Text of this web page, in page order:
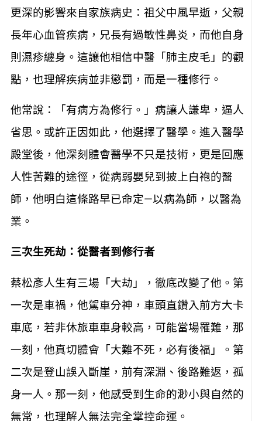
更深的影響來自家族病史：祖父中風早逝，父親
長年心血管疾病，兄長有過敏性鼻炎，而他自身
則濕疹纏身。這讓他相信中醫「肺主皮毛」的觀
點，也理解疾病並非懲罰，而是一種修行。
他常說：「有病方為修行。」病讓人謙卑，逼人
省思。或許正因如此，他選擇了醫學。進入醫學
殿堂後，他深刻體會醫學不只是技術，更是回應
人性苦難的途徑，從病弱嬰兒到披上白袍的醫
師，他明白這條路早已命定—以病為師，以醫為
業。
三次生死劫：從醫者到修行者
蔡松彥人生有三場「大劫」，徹底改變了他。第
一次是車禍，他駕車分神，車頭直鑽入前方大卡
車底，若非休旅車車身較高，可能當場罹難，那
一刻，他真切體會「大難不死，必有後福」。第
二次是登山誤入斷崖，前有深淵、後路難返，孤
身一人。那一刻，他感受到生命的渺小與自然的
無常，也理解人無法完全掌控命運。